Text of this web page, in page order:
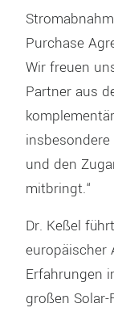
Purchase
Wir freuen
Partner aus
und den
mitbringt.“
Dr. Keßel
europäischer
Erfahrungen
großen